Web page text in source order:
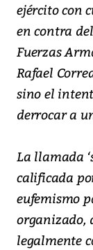
ejército con
en contra
Fuerzas
Rafael
sino el
derrocar a
La llamada
calificada
eufemismo
organizado,
legalmente